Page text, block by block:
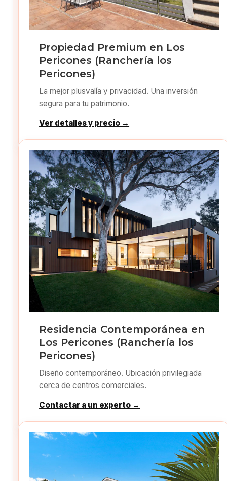
Propiedad Premium en Los
Pericones (Ranchería los
Pericones)
La mejor plusvalía y privacidad. Una inversión
segura para tu patrimonio.
Ver detalles y precio →
Residencia Contemporánea en
Los Pericones (Ranchería los
Pericones)
Diseño contemporáneo. Ubicación privilegiada
cerca de centros comerciales.
Contactar a un experto →